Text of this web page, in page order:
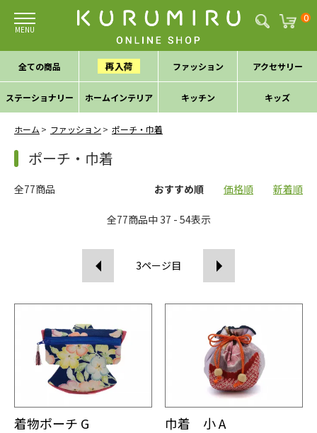
0
全ての商品 再入荷 ファッション アクセサリー
ステーショナリー ホームインテリア キッチン キッズ
ホーム ファッション ポーチ・巾着
ポーチ・巾着
全77商品 おすすめ順 価格順 新着順
全77商品中 37 - 54表示
3ページ目
着物ポーチ G 巾着 小 A